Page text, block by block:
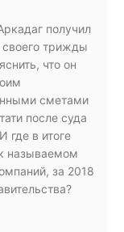
получил
своего трижды
что он
сметами
после суда
где в итоге
называемом
за 2018